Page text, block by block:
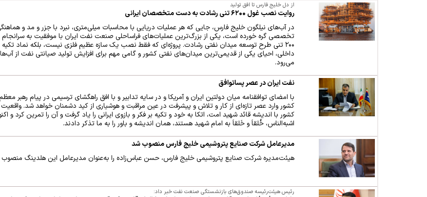
از دل خلیج فارس تا افق تولید
روایت نصب غول ۶۲۰۰ تنی رشادت به دست متخصصان ایرانی
در آب‌های نیلگون خلیج فارس، جایی که هر عملیات دریایی با محاسبات میلی‌متری، نبرد با جزر و مد و
۲۰۰ تنی طرح توسعه میدان نفتی رشادت. پروژه‌ای که فقط نصب یک سازه عظیم فلزی نیست، بلکه نماد
داخلی، احیای یکی از قدیمی‌ترین میدان‌های نفتی کشور و گامی مهم برای افزایش تولید صیانتی نفت از
می‌رود.
نفت ایران در عصر پساتوافق
با امضای توافقنامه میان دولتین ایران و آمریکا و در سایه تدابیر و با افق راهگشای ترسیمی در پیام رهبر
کشور وارد عصر تازه‌ای از کار و تلاش و پیشرفت در عین مراقبت و هوشیاری از کید دشمنان خواهد شد.
کشور با اندیشه قائد شهید امت، اتکا به خود و تکیه بر فکر و بازوی ایرانی را یاد گرفت و آن را تمرین کرد و
اشبه‌الناس، خُلقاَ و خَلقاَ به امام شهید هستند، همان اندیشه و باور را به ما تذکر دادند.
مدیرعامل شرکت صنایع پتروشیمی خلیج فارس منصوب شد
هیئت‌مدیره شرکت صنایع پتروشیمی خلیج فارس، حسن عباس‌زاده را به‌عنوان مدیرعامل این هلدینگ منصوب
رئیس هیئت‌رئیسه صندوق‌های بازنشستگی صنعت نفت خبر داد: